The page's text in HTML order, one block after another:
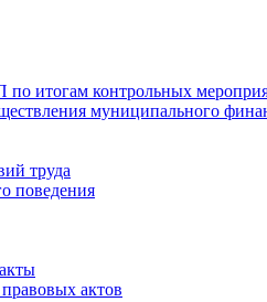
итогам контрольных
муниципального
труда
поведения
актов